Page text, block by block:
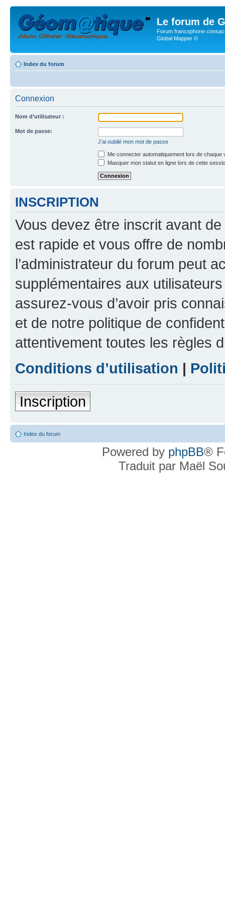
Le forum de
Forum francophone
Global Mapper ©
Index du forum
Connexion
Nom d’utilisateur :
Mot de passe:
J’ai oublié mon mot de passe
Me connecter automatiquement lors de chaque
Masquer mon statut en ligne lors de cette
INSCRIPTION
Vous devez être inscrit avant
est rapide et vous offre de
l’administrateur du forum peut
supplémentaires aux
assurez-vous d’avoir pris
et de notre politique de
attentivement toutes les règles
Conditions d’utilisation |
Inscription
Index du forum
Powered by phpBB®
Traduit par Maël